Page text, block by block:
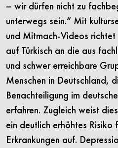
– wir dürfen nicht zu
unterwegs sein.“ Mit
und Mitmach-Videos
auf Türkisch an die aus
und schwer erreichbare
Menschen in Deutschland,
Benachteiligung im
erfahren. Zugleich weist
ein deutlich erhöhtes Risiko
Erkrankungen auf.